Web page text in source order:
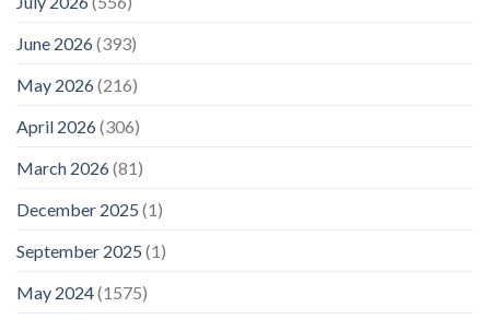
June 2026(393)
May 2026(216)
April 2026(306)
March 2026(81)
December 2025 (1)
September 2025 (1)
May 2024(1575)